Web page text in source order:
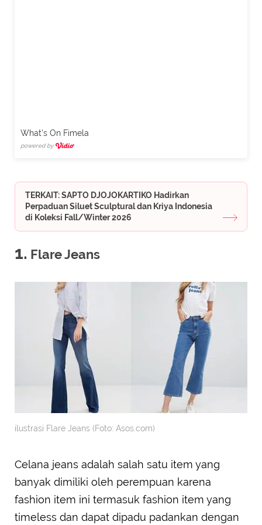
What's On Fimela
powered by
TERKAIT: SAPTO DJOJOKARTIKO Hadirkan
Perpaduan Siluet Sculptural dan Kriya Indonesia
di Koleksi Fall/Winter 2026
1. Flare Jeans
ilustrasi Flare Jeans (Foto: Asos.com)
Celana jeans adalah salah satu item yang
banyak dimiliki oleh perempuan karena
fashion item ini termasuk fashion item yang
timeless dan dapat dipadu padankan dengan